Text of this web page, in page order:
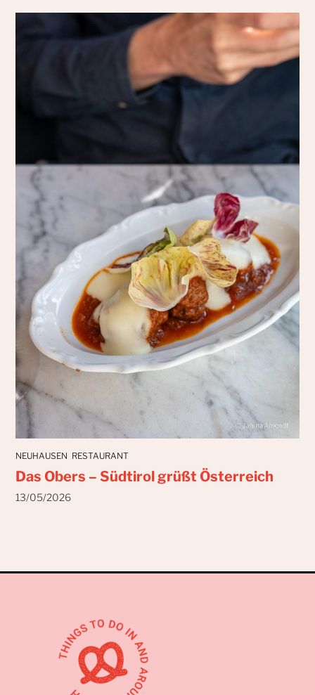
NEUHAUSEN RESTAURANT
Das Obers – Südtirol grüßt Österreich
13/05/2026